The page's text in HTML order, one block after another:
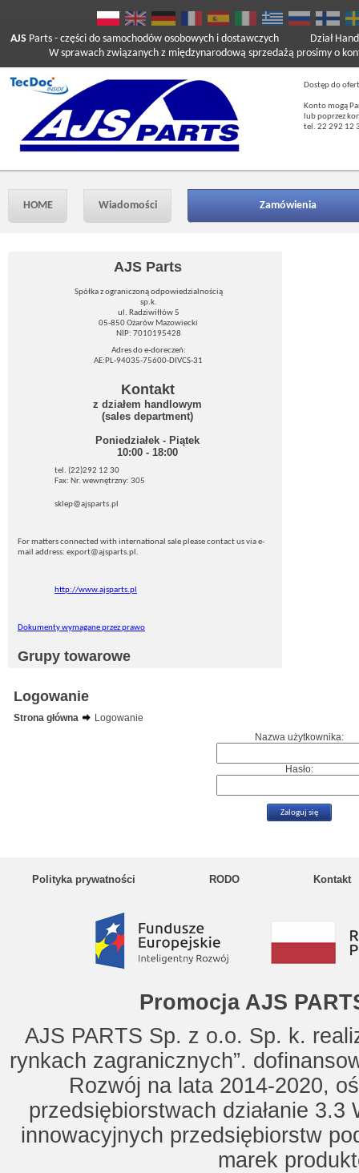
AJS Parts - części do samochodów osobowych i dostawczych
W sprawach związanych z międzynarodową sprzedażą prosimy o
Dział
Dostęp do
Konto mogą
lub poprzez
tel. 22 292 12
HOME Wiadomości Zamówienia
AJS Parts
Spółka z ograniczoną odpowiedzialnością
sp.k.
ul. Radziwiłłów 5
05-850 Ożarów Mazowiecki
NIP: 7010195428
Adres do e-doreczeń:
AE:PL-94035-75600-DIVCS-31
Kontakt
z działem handlowym
(sales department)
Poniedziałek - Piątek
10:00 - 18:00
tel. (22)292 12 30
Fax: Nr. wewnętrzny: 305
sklep@ajsparts.pl
For matters connected with international sale please contact us via e-
mail address: export@ajsparts.pl.
http://www.ajsparts.pl
Dokumenty wymagane przez prawo
Grupy towarowe
Logowanie
Strona główna
Logowanie
Nazwa użytkownika:
Hasło:
Polityka prywatności RODO Kontakt
Promocja AJS
AJS PARTS Sp. z o.o. Sp. k.
rynkach zagranicznych”.
Rozwój na lata 2014-2020,
przedsiębiorstwach działanie
innowacyjnych przedsiębiorstw
marek